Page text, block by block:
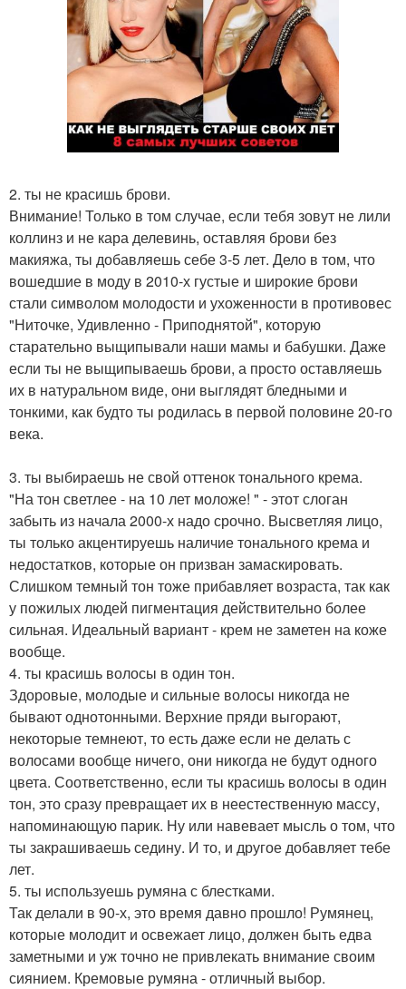
2. ты не красишь брови.
Внимание! Только в том случае, если тебя зовут не лили
коллинз и не кара делевинь, оставляя брови без
макияжа, ты добавляешь себе 3-5 лет. Дело в том, что
вошедшие в моду в 2010-х густые и широкие брови
стали символом молодости и ухоженности в противовес
"Ниточке, Удивленно - Приподнятой", которую
старательно выщипывали наши мамы и бабушки. Даже
если ты не выщипываешь брови, а просто оставляешь
их в натуральном виде, они выглядят бледными и
тонкими, как будто ты родилась в первой половине 20-го
века.
3. ты выбираешь не свой оттенок тонального крема.
"На тон светлее - на 10 лет моложе! " - этот слоган
забыть из начала 2000-х надо срочно. Высветляя лицо,
ты только акцентируешь наличие тонального крема и
недостатков, которые он призван замаскировать.
Слишком темный тон тоже прибавляет возраста, так как
у пожилых людей пигментация действительно более
сильная. Идеальный вариант - крем не заметен на коже
вообще.
4. ты красишь волосы в один тон.
Здоровые, молодые и сильные волосы никогда не
бывают однотонными. Верхние пряди выгорают,
некоторые темнеют, то есть даже если не делать с
волосами вообще ничего, они никогда не будут одного
цвета. Соответственно, если ты красишь волосы в один
тон, это сразу превращает их в неестественную массу,
напоминающую парик. Ну или навевает мысль о том, что
ты закрашиваешь седину. И то, и другое добавляет тебе
лет.
5. ты используешь румяна с блестками.
Так делали в 90-х, это время давно прошло! Румянец,
которые молодит и освежает лицо, должен быть едва
заметными и уж точно не привлекать внимание своим
сиянием. Кремовые румяна - отличный выбор.